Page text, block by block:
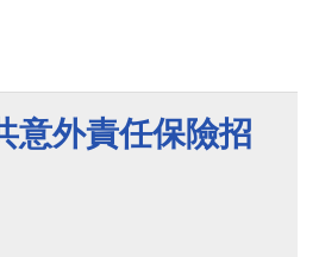
意外責任保險招